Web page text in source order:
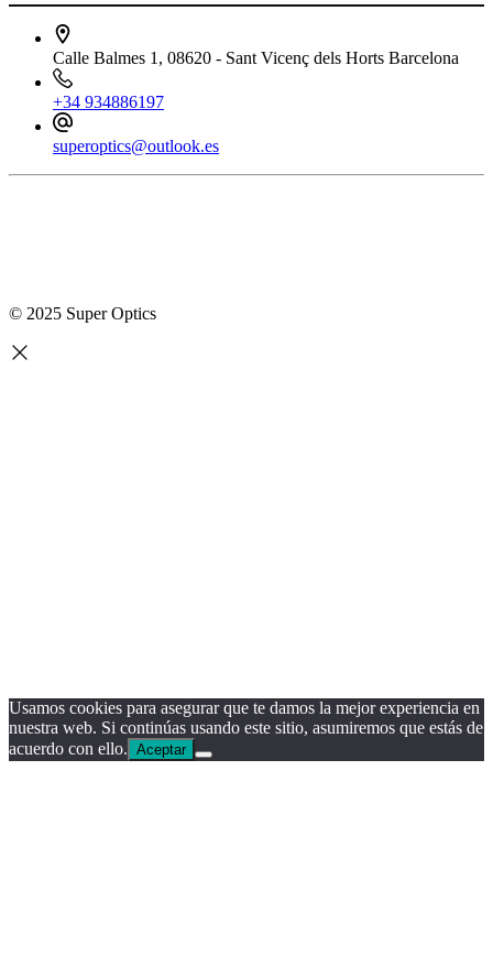
Calle Balmes 1, 08620 - Sant Vicenç dels Horts Barcelona
+34 934886197
superoptics@outlook.es
© 2025 Super Optics
Usamos cookies para asegurar que te damos la mejor experiencia en
nuestra web. Si continúas usando este sitio, asumiremos que estás de
acuerdo con ello. Aceptar